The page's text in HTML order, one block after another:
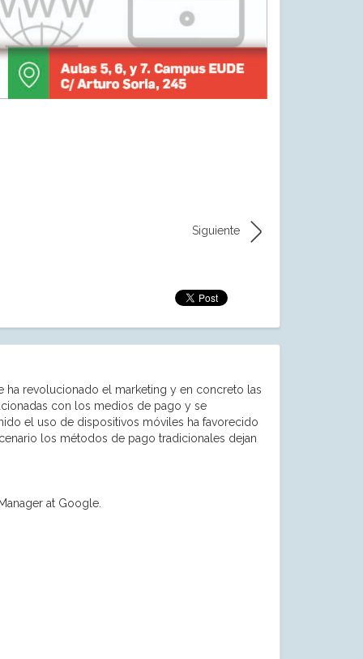
Siguiente
ha revolucionado el marketing y en concreto las
con los medios de pago y se
el uso de dispositivos móviles ha favorecido
los métodos de pago tradicionales dejan
at Google.